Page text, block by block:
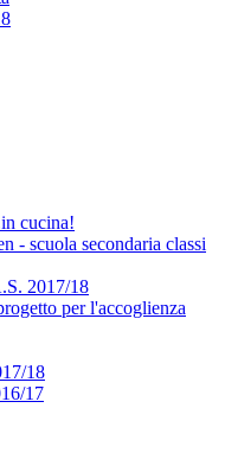
cucina!
- scuola secondaria classi
2017/18
per l'accoglienza
18
17